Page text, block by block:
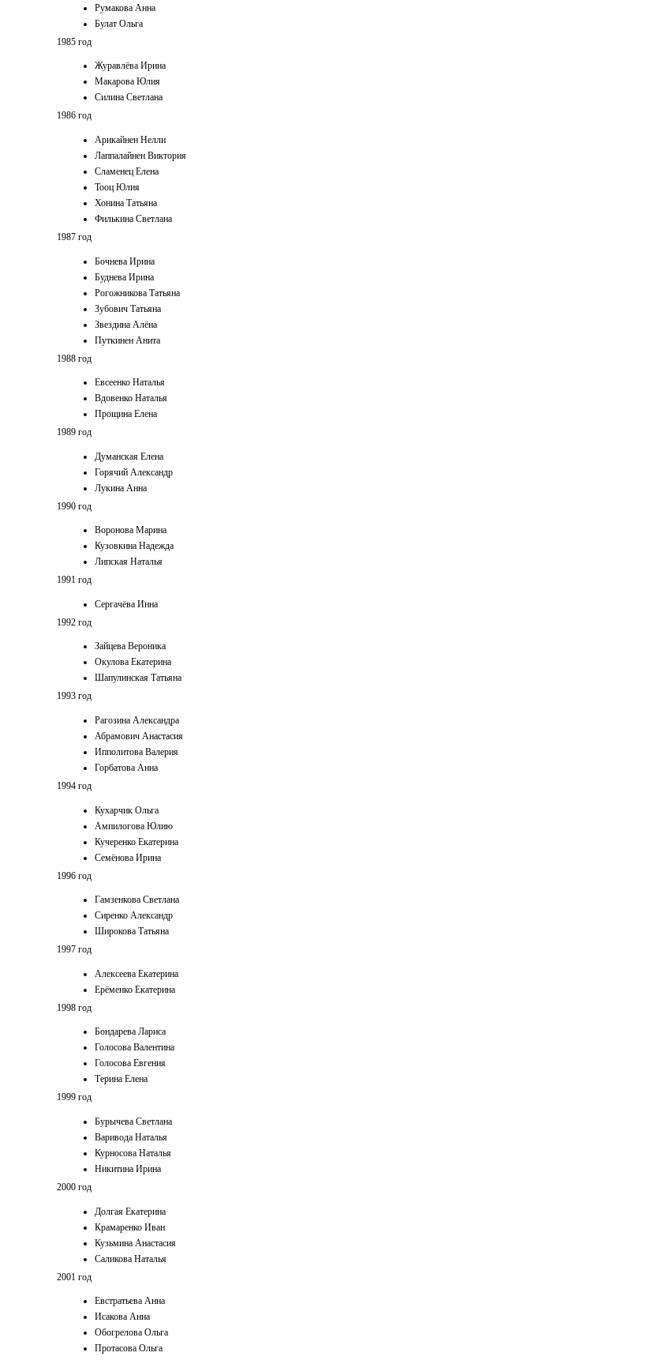
Румакова Анна
Булат Ольга
1985 год
Журавлёва Ирина
Макарова Юлия
Силина Светлана
1986 год
Арикайнен Нелли
Лаппалайнен Виктория
Сламенец Елена
Тооц Юлия
Хонина Татьяна
Филькина Светлана
1987 год
Бочнева Ирина
Буднева Ирина
Рогожникова Татьяна
Зубович Татьяна
Звездина Алёна
Путкинен Анита
1988 год
Евсеенко Наталья
Вдовенко Наталья
Прощина Елена
1989 год
Думанская Елена
Горячий Александр
Лукина Анна
1990 год
Воронова Марина
Кузовкина Надежда
Липская Наталья
1991 год
Сергачёва Инна
1992 год
Зайцева Вероника
Окулова Екатерина
Шапулинская Татьяна
1993 год
Рагозина Александра
Абрамович Анастасия
Ипполитова Валерия
Горбатова Анна
1994 год
Кухарчик Ольга
Ампилогова Юлию
Кучеренко Екатерина
Семёнова Ирина
1996 год
Гамзенкова Светлана
Сиренко Александр
Широкова Татьяна
1997 год
Алексеева Екатерина
Ерёменко Екатерина
1998 год
Бондарева Лариса
Голосова Валентина
Голосова Евгения
Терина Елена
1999 год
Бурычева Светлана
Варивода Наталья
Курносова Наталья
Никитина Ирина
2000 год
Долгая Екатерина
Крамаренко Иван
Кузьмина Анастасия
Саликова Наталья
2001 год
Евстратьева Анна
Исакова Анна
Обогрелова Ольга
Протасова Ольга